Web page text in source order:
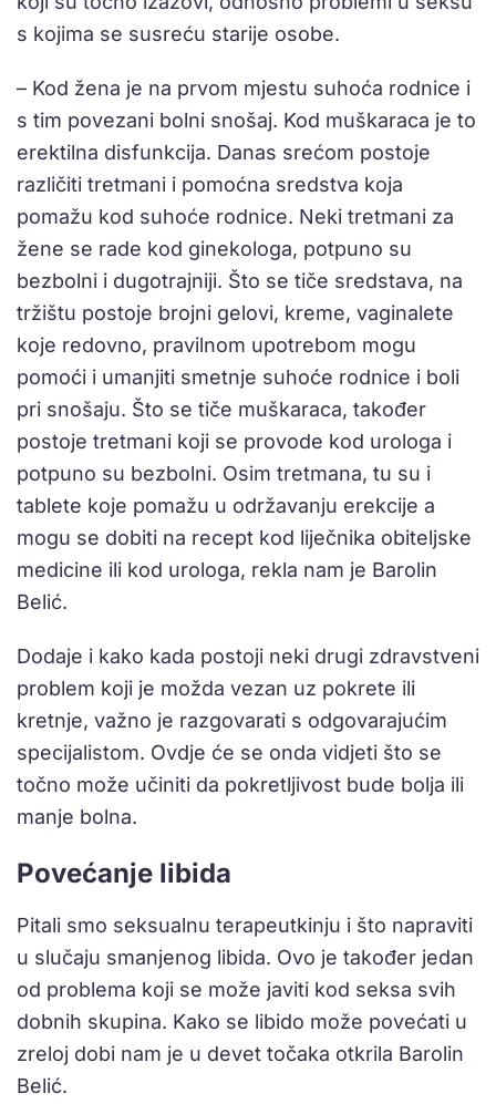
s kojima se susreću starije osobe.
– Kod žena je na prvom mjestu suhoća rodnice i
s tim povezani bolni snošaj. Kod muškaraca je to
erektilna disfunkcija. Danas srećom postoje
različiti tretmani i pomoćna sredstva koja
pomažu kod suhoće rodnice. Neki tretmani za
žene se rade kod ginekologa, potpuno su
bezbolni i dugotrajniji. Što se tiče sredstava, na
tržištu postoje brojni gelovi, kreme, vaginalete
koje redovno, pravilnom upotrebom mogu
pomoći i umanjiti smetnje suhoće rodnice i boli
pri snošaju. Što se tiče muškaraca, također
postoje tretmani koji se provode kod urologa i
potpuno su bezbolni. Osim tretmana, tu su i
tablete koje pomažu u održavanju erekcije a
mogu se dobiti na recept kod liječnika obiteljske
medicine ili kod urologa, rekla nam je Barolin
Belić.
Dodaje i kako kada postoji neki drugi zdravstveni
problem koji je možda vezan uz pokrete ili
kretnje, važno je razgovarati s odgovarajućim
specijalistom. Ovdje će se onda vidjeti što se
točno može učiniti da pokretljivost bude bolja ili
manje bolna.
Povećanje libida
Pitali smo seksualnu terapeutkinju i što napraviti
u slučaju smanjenog libida. Ovo je također jedan
od problema koji se može javiti kod seksa svih
dobnih skupina. Kako se libido može povećati u
zreloj dobi nam je u devet točaka otkrila Barolin
Belić.